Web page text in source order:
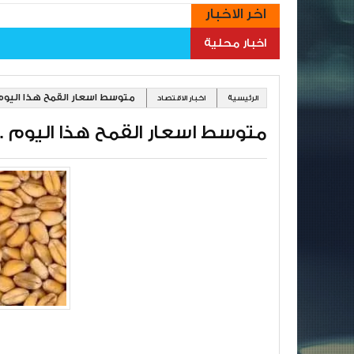
اخر الاخبار
اخبار محلية
الرئيسية اخبار الاقتصاد متوسط اسعار القمح هذا اليوم . 2024/
متوسط اسعار القمح هذا اليوم . 2024/8/